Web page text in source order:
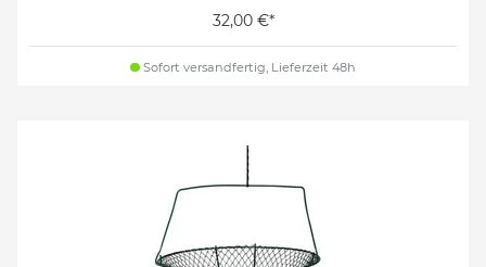
32,00 €*
Sofort versandfertig, Lieferzeit 48h